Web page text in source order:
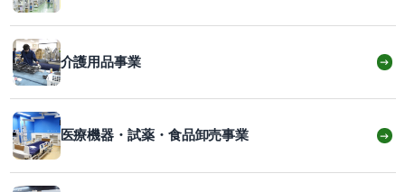
介護用品事業 →
医療機器・試薬・食品卸売事業 →